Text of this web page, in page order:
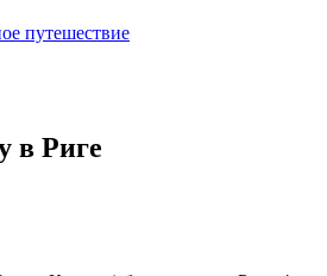
путешествие
в Риге